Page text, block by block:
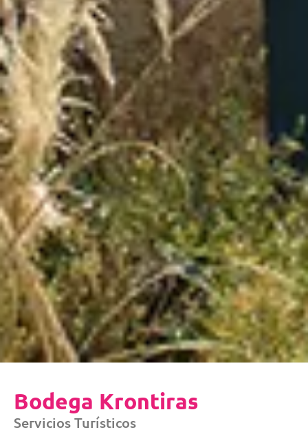
Bodega Krontiras
Servicios Turísticos